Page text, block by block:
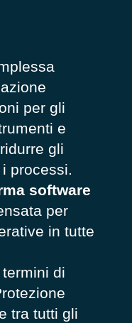
per gli
e
gli
processi.
software
per
in tutte
termini di
tra tutti gli